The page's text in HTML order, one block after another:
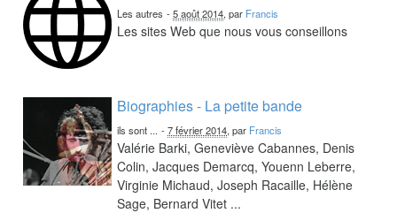
Les autres -5 août 2014, par Francis
Les sites Web que nous vous conseillons
Biographies - La petite bande
ils sont ... -7 février 2014, par Francis
Valérie Barki, Geneviève Cabannes, Denis
Colin, Jacques Demarcq, Youenn Leberre,
Virginie Michaud, Joseph Racaille, Hélène
Sage, Bernard Vitet ...